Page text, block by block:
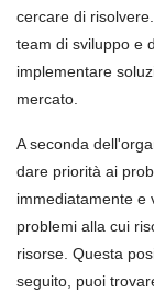
cercare di
team di sviluppo e
implementare
mercato.
A seconda
dare priorità ai
immediatamente e
problemi alla cui
risorse. Questa
seguito, puoi